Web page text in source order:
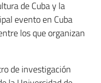
de Cuba y la
evento en Cuba
los que organizan
de investigación